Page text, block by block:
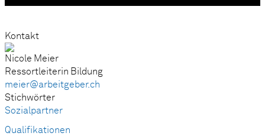
Kontakt
Nicole Meier
Ressortleiterin Bildung
meier@arbeitgeber.ch
Stichwörter
Sozialpartner
Qualifikationen